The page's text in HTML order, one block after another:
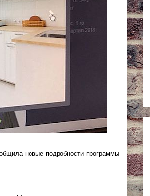
новые подробности программы